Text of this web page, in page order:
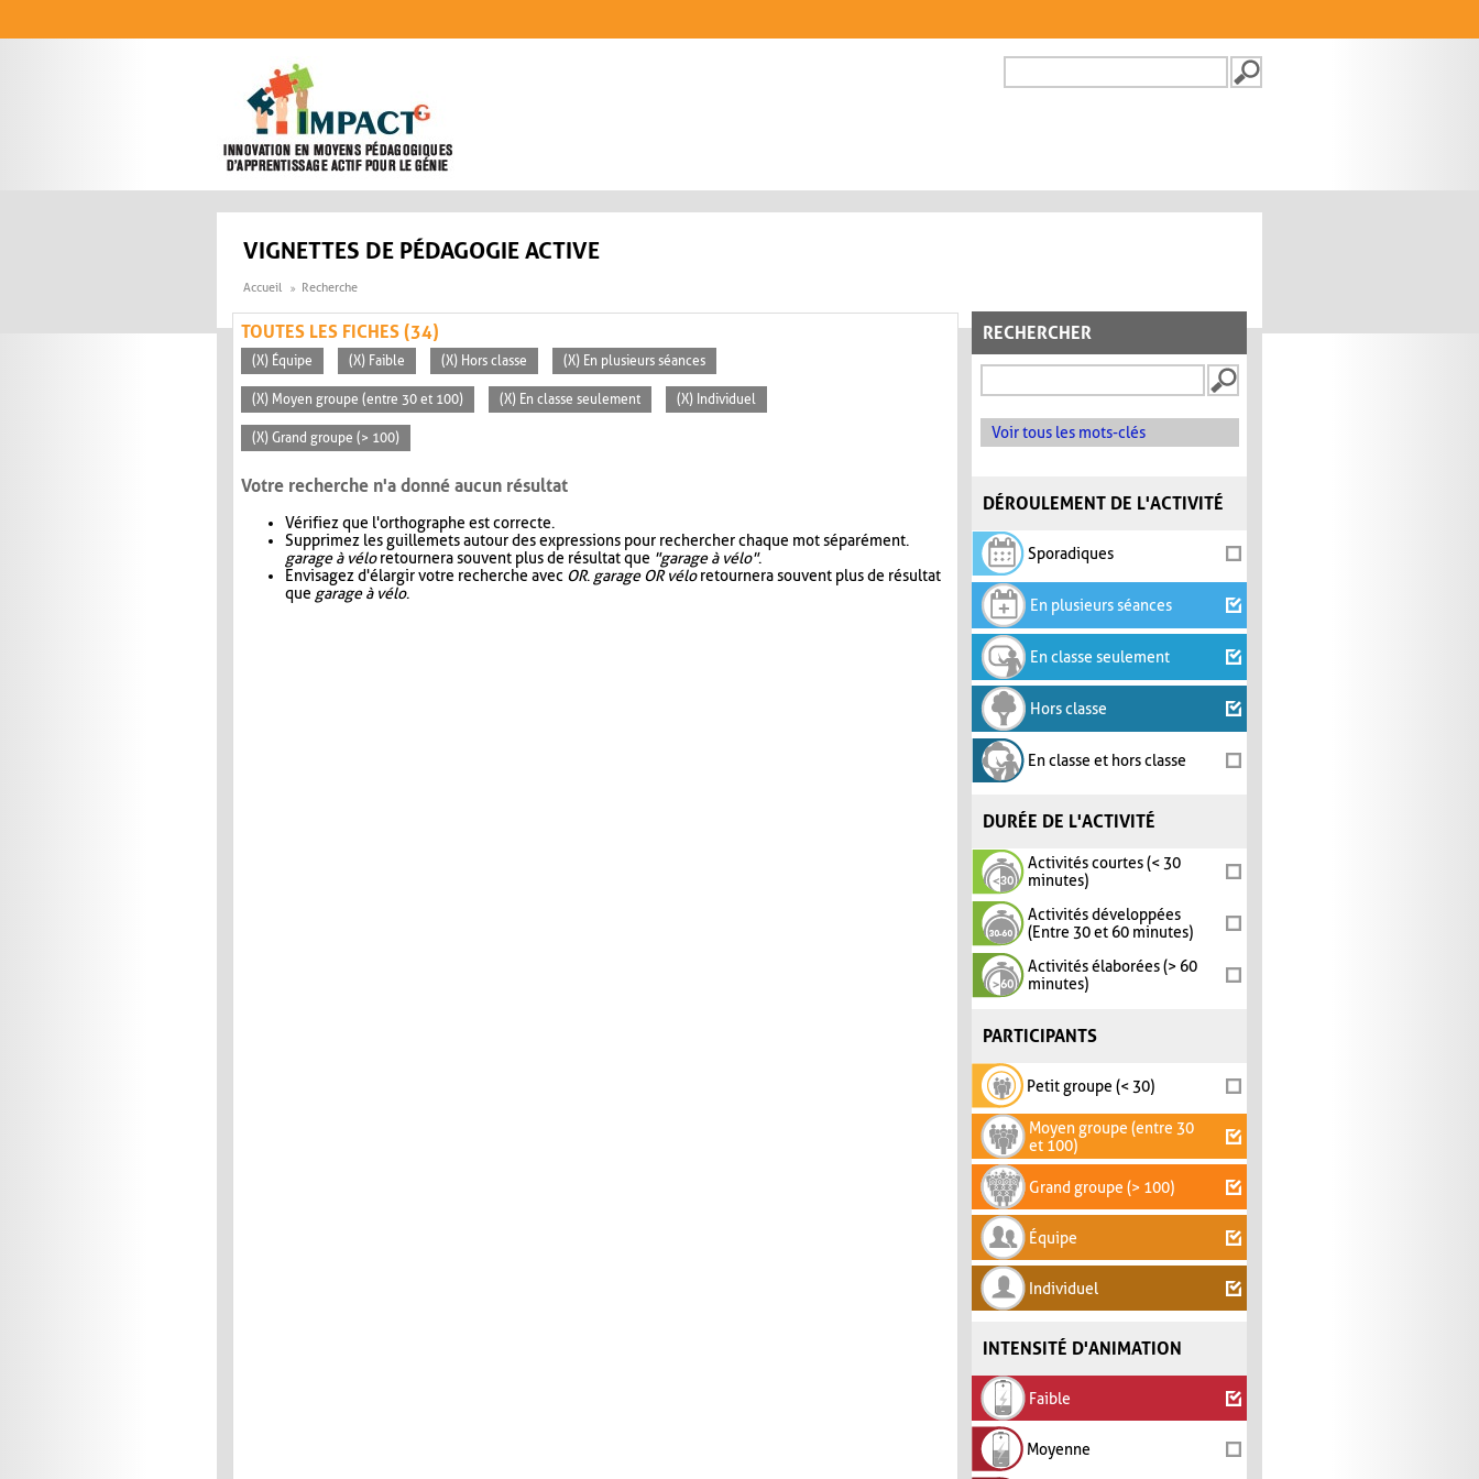
FORMULAIRE DE
VIGNETTES DE PÉDAGOGIE ACTIVE
Accueil Recherche
RECHERCHER
Voir tous les mots-clés
DÉROULEMENT DE L'ACTIVITÉ
Sporadiques
En plusieurs séances
En classe seulement
Hors classe
En classe et hors classe
DURÉE DE L'ACTIVITÉ
Activités courtes (< 30
minutes)
Activités développées
(Entre 30 et 60 minutes)
Activités élaborées (> 60
minutes)
PARTICIPANTS
Petit groupe (< 30)
Moyen groupe (entre 30
et 100)
Grand groupe (> 100)
Équipe
Individuel
INTENSITÉ D'ANIMATION
Faible
Moyenne
TOUTES LES FICHES (34)
(X) Équipe (X) Faible (X) Hors classe (X) En plusieurs séances
(X) Moyen groupe (entre 30 et 100) (X) En classe seulement (X) Individuel
(X) Grand groupe (> 100)
Votre recherche n'a donné aucun résultat
Vérifiez que l'orthographe est correcte.
Supprimez les guillemets autour des expressions pour rechercher chaque mot séparément.
garage à véloretournera souvent plus de résultat que "garage à vélo".
Envisagez d'élargir votre recherche avec OR. garage OR véloretournera souvent plus de résultat
que garage à vélo.